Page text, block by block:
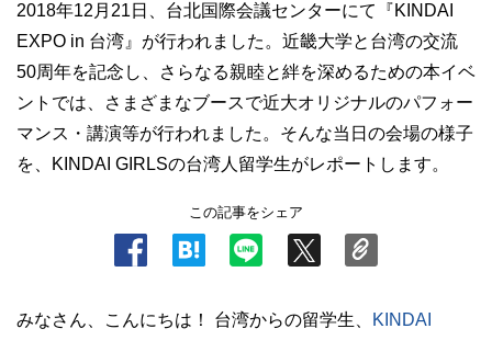
2018年12月21日、台北国際会議センターにて『KINDAI
EXPO in 台湾』が行われました。近畿大学と台湾の交流
50周年を記念し、さらなる親睦と絆を深めるための本イベ
ントでは、さまざまなブースで近大オリジナルのパフォー
マンス・講演等が行われました。そんな当日の会場の様子
を、KINDAI GIRLSの台湾人留学生がレポートします。
この記事をシェア
みなさん、こんにちは！ 台湾からの留学生、
KINDAI